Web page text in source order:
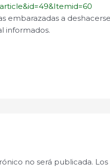
embarazadas a
informados.
no será publicada.